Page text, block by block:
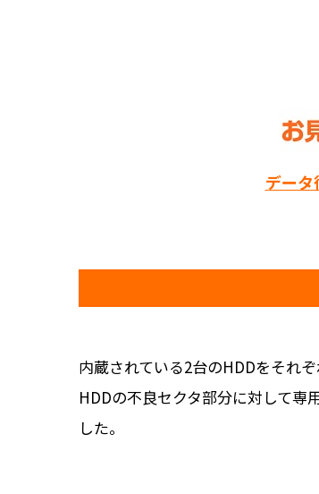
データ
内蔵されている2台のHDDをそれ
HDDの不良セクタ部分に対して専
した。